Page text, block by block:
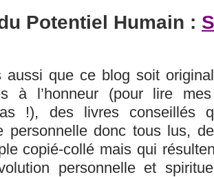
Potentiel Humain :
aussi que ce blog soit
à l’honneur (pour lire
!), des livres conseillés
personnelle donc tous lus,
copié-collé mais qui
personnelle et